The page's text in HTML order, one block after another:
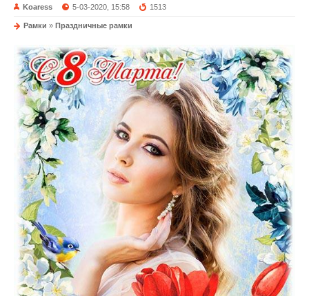
Koaress 5-03-2020, 15:58 1513
Рамки » Праздничные рамки